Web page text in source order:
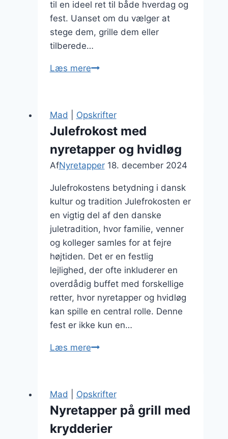
til en ideel ret til både hverdag og
fest. Uanset om du vælger at
stege dem, grille dem eller
tilberede…
Læs mereNyretapper
imponer
gæster
Mad Opskrifter
Julefrokost med
nyretapper og hvidløg
AfNyretapper 18. december 2024
Julefrokostens betydning i dansk
kultur og tradition Julefrokosten er
en vigtig del af den danske
juletradition, hvor familie, venner
og kolleger samles for at fejre
højtiden. Det er en festlig
lejlighed, der ofte inkluderer en
overdådig buffet med forskellige
retter, hvor nyretapper og hvidløg
kan spille en central rolle. Denne
fest er ikke kun en…
Læs mereJulefrokost
og
Mad Opskrifter
Nyretapper på grill med
krydderier